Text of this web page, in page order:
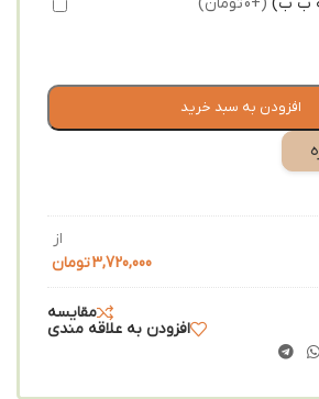
ب ب) (+0 تومان)
افزودن به سبد خرید
از
3,720,000تومان
مقایسه
افزودن به علاقه مندی